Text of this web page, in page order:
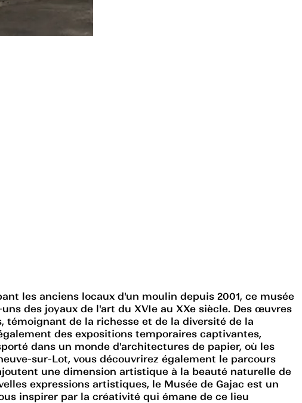
les anciens locaux d'un moulin depuis 2001, ce musée
des joyaux de l'art du XVIe au XXe siècle. Des œuvres
témoignant de la richesse et de la diversité de la
des expositions temporaires captivantes,
dans un monde d'architectures de papier, où les
sur-Lot, vous découvrirez également le parcours
une dimension artistique à la beauté naturelle de
expressions artistiques, le Musée de Gajac est un
inspirer par la créativité qui émane de ce lieu